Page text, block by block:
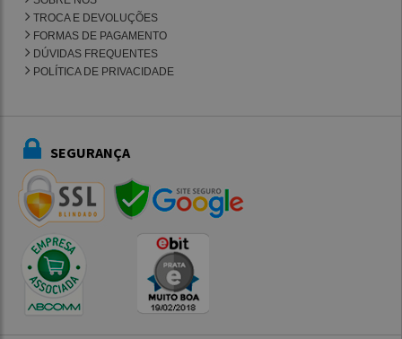
TROCA E DEVOLUÇÕES
FORMAS DE PAGAMENTO
DÚVIDAS FREQUENTES
POLÍTICA DE PRIVACIDADE
SEGURANÇA